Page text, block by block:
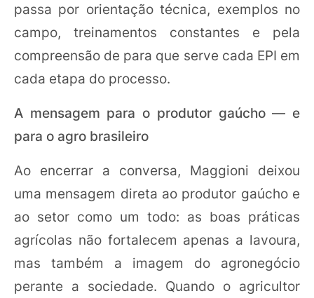
passa por orientação técnica, exemplos no
campo, treinamentos constantes e pela
compreensão de para que serve cada EPI em
cada etapa do processo.
A mensagem para o produtor gaúcho — e
para o agro brasileiro
Ao encerrar a conversa, Maggioni deixou
uma mensagem direta ao produtor gaúcho e
ao setor como um todo: as boas práticas
agrícolas não fortalecem apenas a lavoura,
mas também a imagem do agronegócio
perante a sociedade. Quando o agricultor